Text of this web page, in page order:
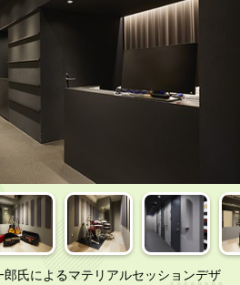
氏によるマテリアルセッションデザ